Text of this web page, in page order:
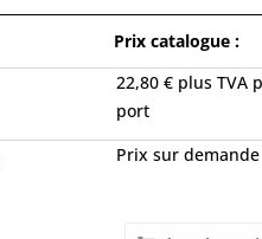
Prix catalogue :
22,80 € plus TVA
port
Prix sur demande